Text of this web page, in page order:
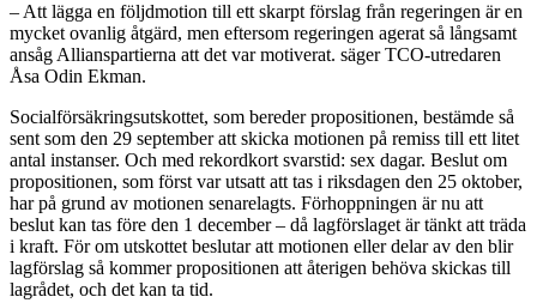
– Att lägga en följdmotion till ett skarpt förslag från regeringen är en
mycket ovanlig åtgärd, men eftersom regeringen agerat så långsamt
ansåg Allianspartierna att det var motiverat. säger TCO-utredaren
Åsa Odin Ekman.
Socialförsäkringsutskottet, som bereder propositionen, bestämde så
sent som den 29 september att skicka motionen på remiss till ett litet
antal instanser. Och med rekordkort svarstid: sex dagar. Beslut om
propositionen, som först var utsatt att tas i riksdagen den 25 oktober,
har på grund av motionen senarelagts. Förhoppningen är nu att
beslut kan tas före den 1 december – då lagförslaget är tänkt att träda
i kraft. För om utskottet beslutar att motionen eller delar av den blir
lagförslag så kommer propositionen att återigen behöva skickas till
lagrådet, och det kan ta tid.